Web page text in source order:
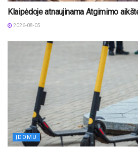
Klaipėdoje atnaujinama Atgimimo
2026-08-05
ĮDOMU